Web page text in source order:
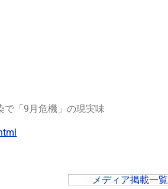
で「9月危機」の現実味
メディア掲載一覧